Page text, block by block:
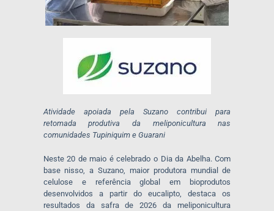
Atividade apoiada pela Suzano contribui para
retomada produtiva da meliponicultura nas
comunidades Tupiniquim e Guarani
Neste 20 de maio é celebrado o Dia da Abelha. Com
base nisso, a Suzano, maior produtora mundial de
celulose e referência global em bioprodutos
desenvolvidos a partir do eucalipto, destaca os
resultados da safra de 2026 da meliponicultura